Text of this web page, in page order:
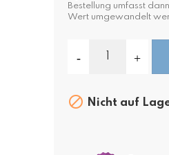
Bestellung umfasst dann
Wert umgewandelt
 Nicht auf